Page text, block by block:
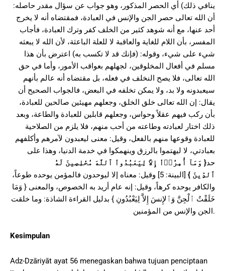
ينافي ذلك) أي الحصر المذكور، وهو جواب عن سؤال مقدر حاصله:
أن الله تعالى حصر الجن والإنس في العبادة، فمقتضاه أنه لا يخرج
أحد عنها، مع أنه شوهد كثير من الخلف كفر وترك العبادة، فأجاب
المفسر، بأن اللام للغاية والعاقبة لا للعلة الباعثة، لأن الله لا يبعثه
شيء على شيء، وقوله: (فإنك قد لا تكسب به) اعترض بأن هذا
مسلم في أفعال المخلوقين، لجهلهم بعواقب الأمور، وأما في حق
الله تعالى، فلا يصح النخلف في فعله، بل مقتضاه أنه عالم بأنهم
سيعبدونه ولا بد، ولا يمكن تخلفه في البعض، فالجواب الصحيح أن
يقال: إن الله تعالى خلق الخلق، وجعلهم مهيئين صالحين للعبادة،
بأن ركب فيهم عقلاً وحواس، وجعلهم قابلين للعبادة والطاعة، وبعد
ذلك اختار لعبادته وطاعته من أحب منهم، فلا يلزم من الصلاحية
للعبادة وقوعها منهم بالفعل، وقيل: معنى ليعبدون لآمرهم وأكلفهم
بعبادتي، لا ليهتموا بالرزق وينهمكوا في خدمة الدنيا، وهذا على
حد{ وَمَآ أُمِرُوۤاْ إِلاَّ لِيَعْبُدُواْ ٱللَّهَ مُخْلِصِينَ لَهُ
ٱلدِّينَ }
[البينة: 5] وقيل: معناه إلا ليوحدون فالمؤمن يوحده طوعاً،
والكافر يوحده كرهاً، وقيل: إنه عام أريد به الخصوص، والمعنى { وَمَا
خَلَقْتُ ٱلْجِنَّ وَٱلإِنسَ إِلاَّ لِيَعْبُدُونِ } بدليل القراءة الشاذة: وما خلقت
الجن والإنس من المؤمنين.
Kesimpulan
Adz-Dzāriyāt ayat 56 menegaskan bahwa tujuan penciptaan